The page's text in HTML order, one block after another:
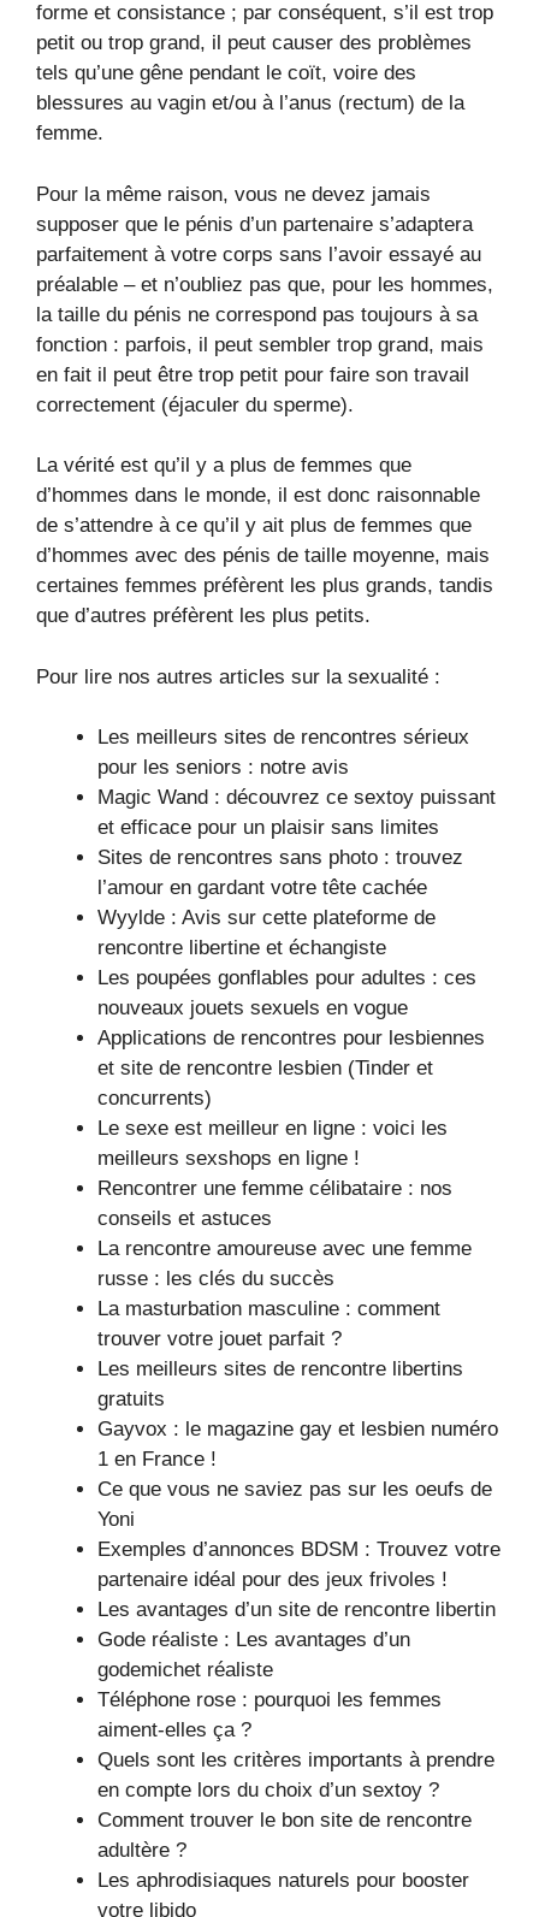
forme et consistance ; par conséquent, s’il est trop
petit ou trop grand, il peut causer des problèmes
tels qu’une gêne pendant le coït, voire des
blessures au vagin et/ou à l’anus (rectum) de la
femme.
Pour la même raison, vous ne devez jamais
supposer que le pénis d’un partenaire s’adaptera
parfaitement à votre corps sans l’avoir essayé au
préalable – et n’oubliez pas que, pour les hommes,
la taille du pénis ne correspond pas toujours à sa
fonction : parfois, il peut sembler trop grand, mais
en fait il peut être trop petit pour faire son travail
correctement (éjaculer du sperme).
La vérité est qu’il y a plus de femmes que
d’hommes dans le monde, il est donc raisonnable
de s’attendre à ce qu’il y ait plus de femmes que
d’hommes avec des pénis de taille moyenne, mais
certaines femmes préfèrent les plus grands, tandis
que d’autres préfèrent les plus petits.
Pour lire nos autres articles sur la sexualité :
Les meilleurs sites de rencontres sérieux
pour les seniors : notre avis
Magic Wand : découvrez ce sextoy puissant
et efficace pour un plaisir sans limites
Sites de rencontres sans photo : trouvez
l’amour en gardant votre tête cachée
Wyylde : Avis sur cette plateforme de
rencontre libertine et échangiste
Les poupées gonflables pour adultes : ces
nouveaux jouets sexuels en vogue
Applications de rencontres pour lesbiennes
et site de rencontre lesbien (Tinder et
concurrents)
Le sexe est meilleur en ligne : voici les
meilleurs sexshops en ligne !
Rencontrer une femme célibataire : nos
conseils et astuces
La rencontre amoureuse avec une femme
russe : les clés du succès
La masturbation masculine : comment
trouver votre jouet parfait ?
Les meilleurs sites de rencontre libertins
gratuits
Gayvox : le magazine gay et lesbien numéro
1 en France !
Ce que vous ne saviez pas sur les oeufs de
Yoni
Exemples d’annonces BDSM : Trouvez votre
partenaire idéal pour des jeux frivoles !
Les avantages d’un site de rencontre libertin
Gode réaliste : Les avantages d’un
godemichet réaliste
Téléphone rose : pourquoi les femmes
aiment-elles ça ?
Quels sont les critères importants à prendre
en compte lors du choix d’un sextoy ?
Comment trouver le bon site de rencontre
adultère ?
Les aphrodisiaques naturels pour booster
votre libido